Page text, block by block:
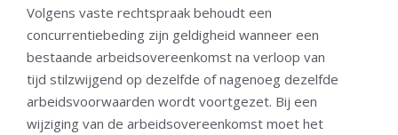
Volgens vaste rechtspraak behoudt een
concurrentiebeding zijn geldigheid wanneer een
bestaande arbeidsovereenkomst na verloop van
tijd stilzwijgend op dezelfde of nagenoeg dezelfde
arbeidsvoorwaarden wordt voortgezet. Bij een
wijziging van de arbeidsovereenkomst moet het